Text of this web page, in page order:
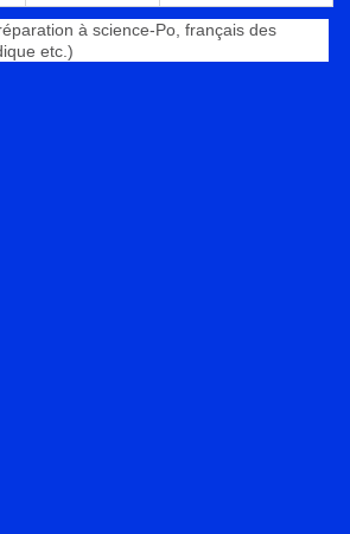
à science-Po, français des
etc.)